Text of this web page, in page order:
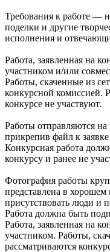
Требования к работе —
поделки и другие
исполнения и
Работа, заявленная на
участником и/или
Работы, скаченные из
конкурсной комиссией.
конкурсе не участвуют.
Работы отправляются
прикрепив файл к
Конкурсная работа
конкурсу и ранее не
Фотография работы
представлена в
присутствовать люди и
Работа должна быть
Работа, заявленная на
участником. Работы,
рассматриваются